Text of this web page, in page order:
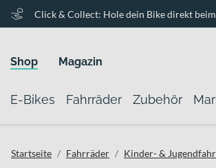
Click & Collect: Hole dein Bike direkt
Shop Magazin
E-Bikes Fahrräder Zubehör
Startseite Fahrräder Kinder- &